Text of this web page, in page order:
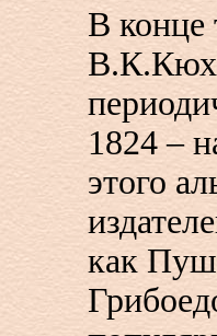
В конце
1824 –
этого
как